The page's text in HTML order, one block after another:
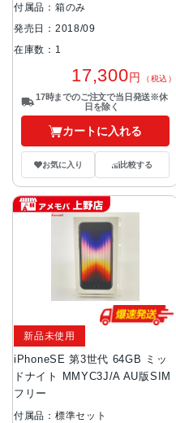
付属品：箱のみ
発売日：2018/09
在庫数：1
17,300円 （税込）
17時までのご注文で当日発送※休
日を除く
カートに入れる
お気に入り 比較する
iPhoneSE 第3世代 64GB ミッ
ドナイト MMYC3J/A AU版SIM
フリー
新品未使用
付属品：標準セット